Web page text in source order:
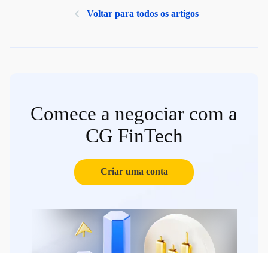
Voltar para todos os artigos
Comece a negociar com a
CG FinTech
Criar uma conta